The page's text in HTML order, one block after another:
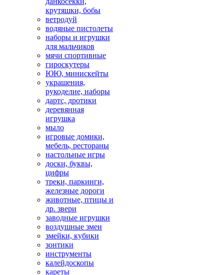
крутяшки, бобы
ветродуй
водяные пистолеты
наборы и игрушки
для мальчиков
мячи спортивные
гироскутеры
ЮЮ, минискейты
украшения,
рукоделие, наборы
дартс, дротики
деревянная
игрушка
мыло
игровые домики,
мебель, рестораны
настольные игры
доски, буквы,
цифры
треки, паркинги,
железные дороги
животные, птицы и
др. звери
заводные игрушки
воздушные змеи
змейки, кубики
зонтики
инструменты
калейдоскопы
кареты